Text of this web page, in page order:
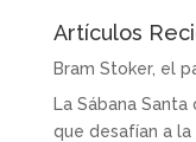
Artículos
Bram Stoker, el
La Sábana
que desafían a la